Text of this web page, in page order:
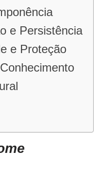
e Persistência
e Proteção